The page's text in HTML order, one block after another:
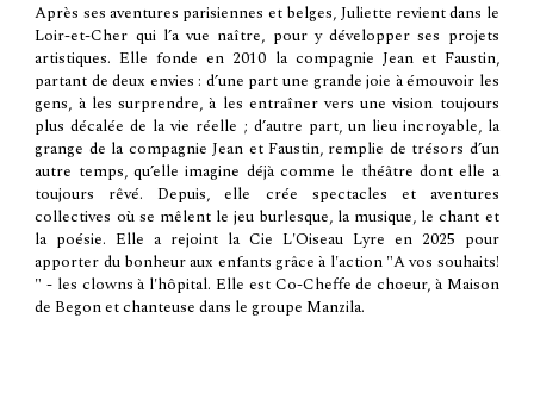
Après ses aventures parisiennes et belges, Juliette revient dans le
Loir-et-Cher qui l’a vue naître, pour y développer ses projets
artistiques. Elle fonde en 2010 la compagnie Jean et Faustin,
partant de deux envies : d’une part une grande joie à émouvoir les
gens, à les surprendre, à les entraîner vers une vision toujours
plus décalée de la vie réelle ; d’autre part, un lieu incroyable, la
grange de la compagnie Jean et Faustin, remplie de trésors d’un
autre temps, qu’elle imagine déjà comme le théâtre dont elle a
toujours rêvé. Depuis, elle crée spectacles et aventures
collectives où se mêlent le jeu burlesque, la musique, le chant et
la poésie. Ellea rejoint la Cie L'Oiseau Lyre en 2025 pour
apporter du bonheur aux enfants grâce à l'action "A vos souhaits!
" - les clowns à l'hôpital. Elle est Co-Cheffe de choeur, à Maison
de Begonet chanteuse dans le groupe Manzila.